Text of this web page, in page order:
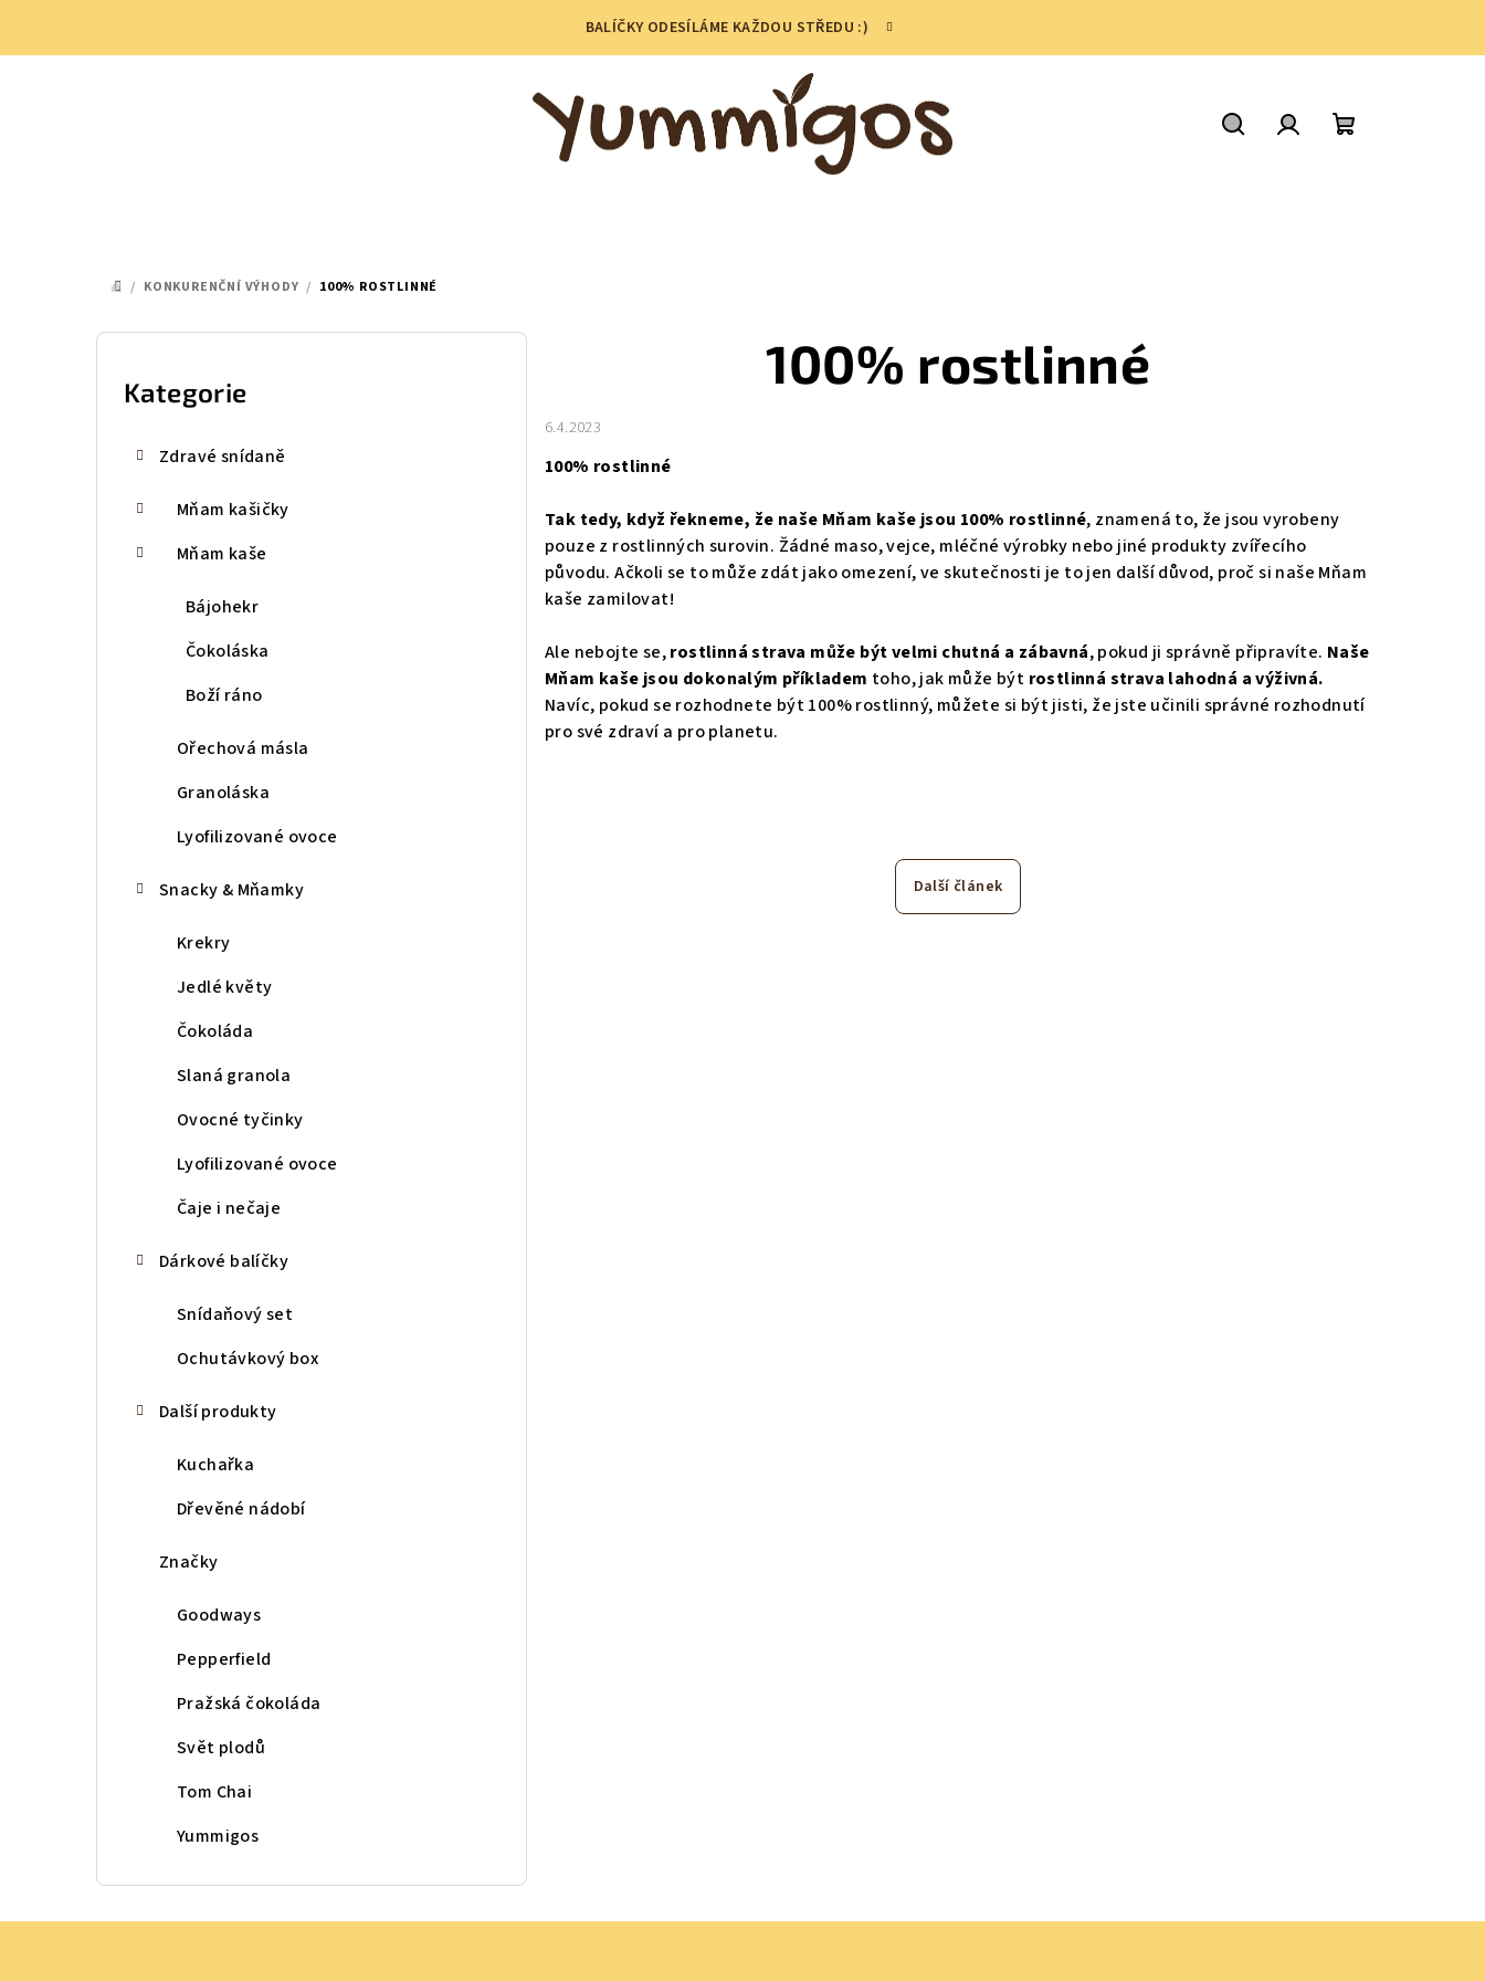
BALÍČKY ODESÍLÁME KAŽDOU STŘEDU :)
DOMŮ
/ KONKURENČNÍ VÝHODY / 100% ROSTLINNÉ
Přeskočit
kategorie
Kategorie
Zdravé snídaně
Mňam kašičky
Mňam kaše
Bájohekr
Čokoláska
Boží ráno
Ořechová másla
Granoláska
Lyofilizované ovoce
Snacky & Mňamky
Krekry
Jedlé květy
Čokoláda
Slaná granola
Ovocné tyčinky
Lyofilizované ovoce
Čaje i nečaje
Dárkové balíčky
Snídaňový set
Ochutávkový box
Další produkty
Kuchařka
Dřevěné nádobí
Značky
Goodways
Pepperfield
Pražská čokoláda
Svět plodů
Tom Chai
Yummigos
100% rostlinné
6.4.2023
100% rostlinné
Tak tedy, když řekneme, že naše Mňam kaše jsou 100% rostlinné, znamená to, že jsou vyrobeny
pouze z rostlinných surovin. Žádné maso, vejce, mléčné výrobky nebo jiné produkty zvířecího
původu. Ačkoli se to může zdát jako omezení, ve skutečnosti je to jen další důvod, proč si naše Mňam
kaše zamilovat!
Ale nebojte se,rostlinná strava může být velmi chutná a zábavná, pokud ji správně připravíte. Naše
Mňam kaše jsou dokonalým příkladem toho, jak může být rostlinná strava lahodná a výživná.
Navíc, pokud se rozhodnete být 100% rostlinný, můžete si být jisti, že jste učinili správné rozhodnutí
pro své zdraví a pro planetu.
Další článek